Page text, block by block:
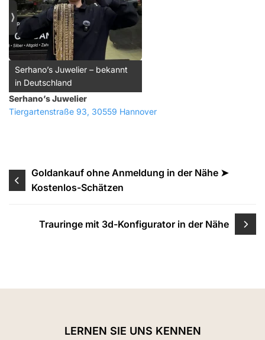
Serhano’s Juwelier – bekannt
in Deutschland
Serhano’s Juwelier
Tiergartenstraße 93, 30559 Hannover
Beitragsnavigation
Goldankauf ohne Anmeldung in der Nähe ➤
Kostenlos-Schätzen
Trauringe mit 3d-Konfigurator in der Nähe
LERNEN SIE UNS KENNEN